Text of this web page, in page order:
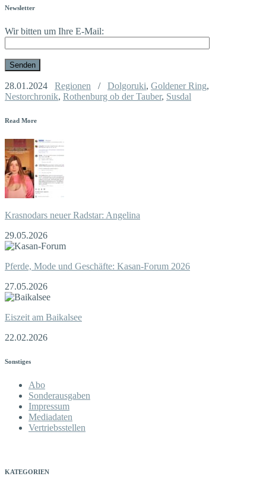
Newsletter
Wir bitten um Ihre E-Mail:
28.01.2024 Regionen / Dolgoruki, Goldener Ring,
Nestorchronik, Rothenburg ob der Tauber, Susdal
Read More
Krasnodars neuer Radstar: Angelina
29.05.2026
Pferde, Mode und Geschäfte: Kasan-Forum 2026
27.05.2026
Eiszeit am Baikalsee
22.02.2026
Sonstiges
Abo
Sonderausgaben
Impressum
Mediadaten
Vertriebsstellen
KATEGORIEN